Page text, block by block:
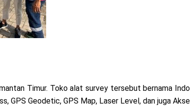
Timur. Toko alat survey tersebut bernama
Geodetic, GPS Map, Laser Level, dan juga